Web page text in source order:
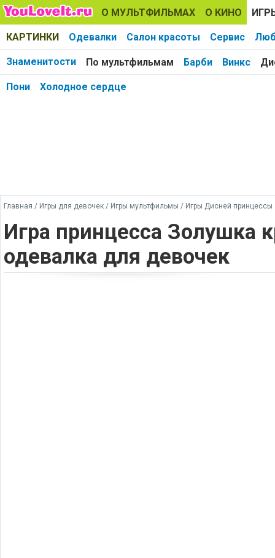
О МУЛЬТФИЛЬМАХ О КИНО
КАРТИНКИ Одевалки Салон красоты Сервис
Знаменитости По мультфильмам Барби Винкс
Пони Холодное сердце
Главная / Игры для девочек / Игры мультфильмы / Игры Дисней принцессы
Игра принцесса Золушка
одевалка для девочек